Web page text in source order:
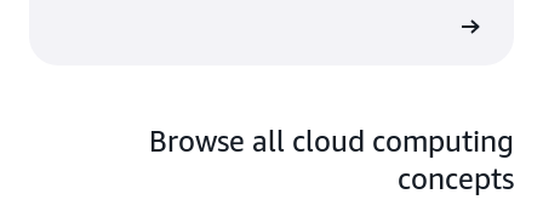
Browse all cloud computing
concepts